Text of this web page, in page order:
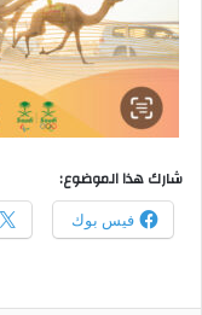
شارك هذا الموضوع:
فيس بوك